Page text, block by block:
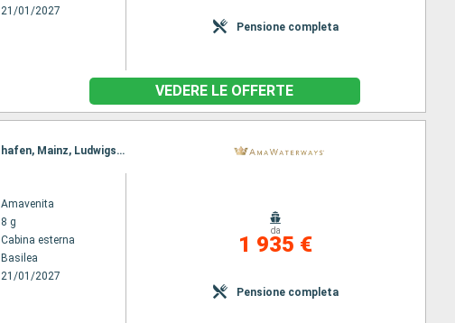
21/01/2027
Pensione completa
VEDERE LE OFFERTE
Itinerario : Basilea, Amsterdam, Breisach, Amsterdam, Dusseldorf, Strasburgo, Ludwigshafen, Mainz, Ludwigshafen, Mainz, Colonia, Strasburgo, Amsterdam, Breisach, Basilea
Amavenita
8 g
Cabina esterna
Basilea
21/01/2027
da
1 935 €
Pensione completa